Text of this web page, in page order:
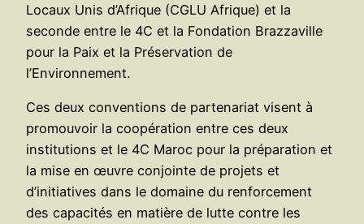
Locaux Unis d’Afrique (CGLU Afrique) et la
seconde entre le 4C et la Fondation Brazzaville
pour la Paix et la Préservation de
l’Environnement.
Ces deux conventions de partenariat visent à
promouvoir la coopération entre ces deux
institutions et le 4C Maroc pour la préparation et
la mise en œuvre conjointe de projets et
d’initiatives dans le domaine du renforcement
des capacités en matière de lutte contre les